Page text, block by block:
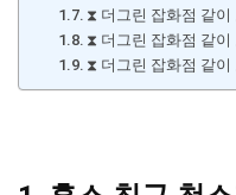
⧗ 더그린 잡화점 같이
⧗ 더그린 잡화점 같이
⧗ 더그린 잡화점 같이